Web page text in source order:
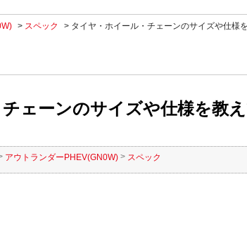
> スペック > タイヤ・ホイール・チェーンのサイズや仕様
ェーンのサイズや仕様を教
アウトランダーPHEV(GN0W) > スペック